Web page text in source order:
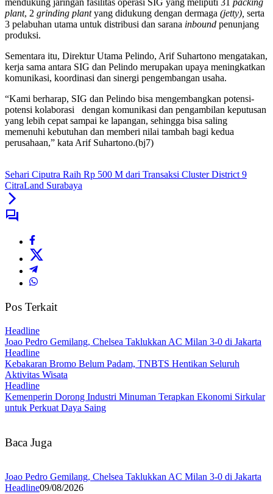
mendukung jaringan fasilitas operasi SIG yang meliputi 31 packing
plant, 2 grinding plantyang didukung dengan dermaga (jetty), serta
3 pelabuhan utama untuk distribusi dan sarana inbound penunjang
produksi.
Sementara itu, Direktur Utama Pelindo, Arif Suhartono mengatakan,
kerja sama antara SIG dan Pelindo merupakan upaya meningkatkan
komunikasi, koordinasi dan sinergi pengembangan usaha.
“Kami berharap, SIG dan Pelindo bisa mengembangkan potensi-
potensi kolaborasi dengan komunikasi dan pengambilan keputusan
yang lebih cepat sampai ke lapangan, sehingga bisa saling
memenuhi kebutuhan dan memberi nilai tambah bagi kedua
perusahaan,” kata Arif Suhartono.(bj7)
Sehari Ciputra Raih Rp 500 M dari Transaksi Cluster District 9
CitraLand Surabaya
Pos Terkait
Headline
Joao Pedro Gemilang, Chelsea Taklukkan AC Milan 3-0 di Jakarta
Headline
Kebakaran Bromo Belum Padam, TNBTS Hentikan Seluruh
Aktivitas Wisata
Headline
Kemenperin Dorong Industri Minuman Terapkan Ekonomi Sirkular
untuk Perkuat Daya Saing
Baca Juga
Joao Pedro Gemilang, Chelsea Taklukkan AC Milan 3-0 di Jakarta
Headline09/08/2026